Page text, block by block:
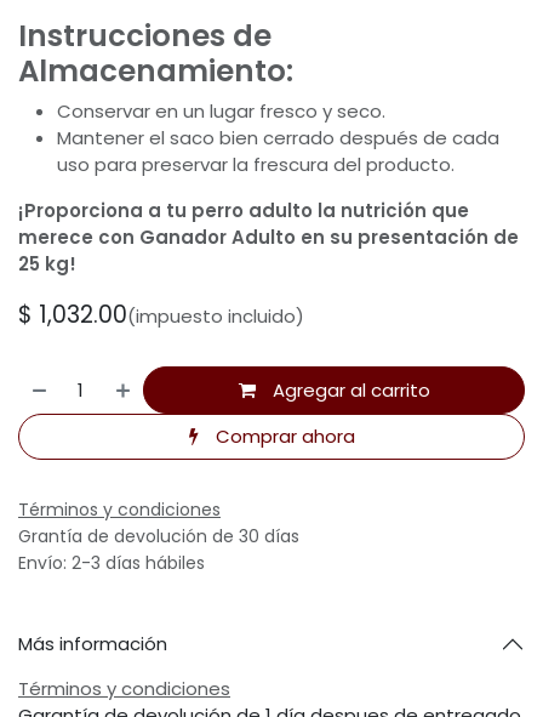
Instrucciones de
Almacenamiento:
Conservar en un lugar fresco y seco.
Mantener el saco bien cerrado después de cada
uso para preservar la frescura del producto.
¡Proporciona a tu perro adulto la nutrición que
merece con Ganador Adulto en su presentación de
25 kg!
$ 1,032.00(impuesto incluido)
Agregar al carrito
Comprar ahora
Términos y condiciones
Grantía de devolución de 30 días
Envío: 2-3 días hábiles
Más información
Términos y condiciones